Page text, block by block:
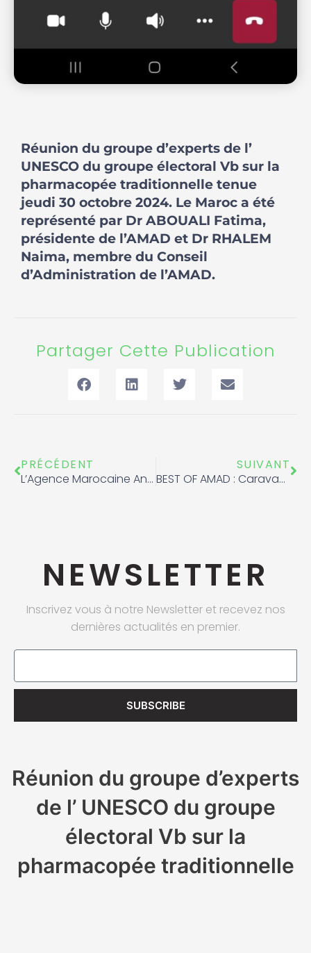
Réunion du groupe d’experts de l’
UNESCO du groupe électoral Vb sur la
pharmacopée traditionnelle tenue
jeudi 30 octobre 2024. Le Maroc a été
représenté par Dr ABOUALI Fatima,
présidente de l’AMAD et Dr RHALEM
Naima, membre du Conseil
d’Administration de l’AMAD.
Partager Cette Publication
Précédent
PRÉCÉDENT
L’Agence Marocaine Antidopage exprime ses plus sincères condoléances
SUIVANT
BEST OF AMAD : Caravane de la région de Tanger Tétouan Al Hoceima
NEWSLETTER
Inscrivez vous à notre Newsletter et recevez nos
dernières actualités en premier.
Email
SUBSCRIBE
Réunion du groupe d’experts
de l’ UNESCO du groupe
électoral Vb sur la
pharmacopée traditionnelle